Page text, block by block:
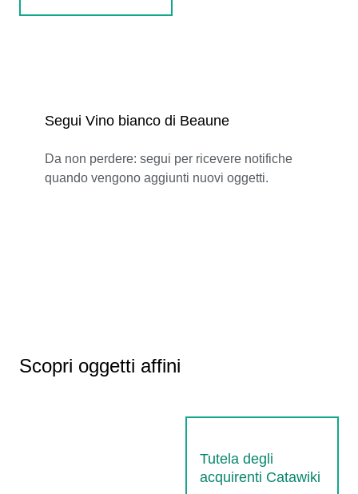
Segui Vino bianco di Beaune
Da non perdere: segui per ricevere notifiche
quando vengono aggiunti nuovi oggetti.
Scopri oggetti affini
Tutela degli
acquirenti Catawiki